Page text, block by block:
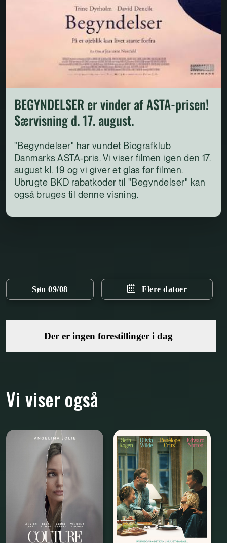
BEGYNDELSER er vinder af ASTA-prisen!
Særvisning d. 17. august.
"Begyndelser" har vundet Biografklub
Danmarks ASTA-pris. Vi viser filmen igen den 17.
august kl. 19 og vi giver et glas før filmen.
Ubrugte BKD rabatkoder til "Begyndelser" kan
også bruges til denne visning.